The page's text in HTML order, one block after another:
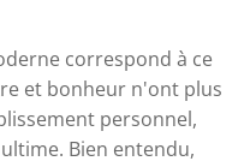
correspond à ce
et bonheur n'ont plus
personnel,
Bien entendu,